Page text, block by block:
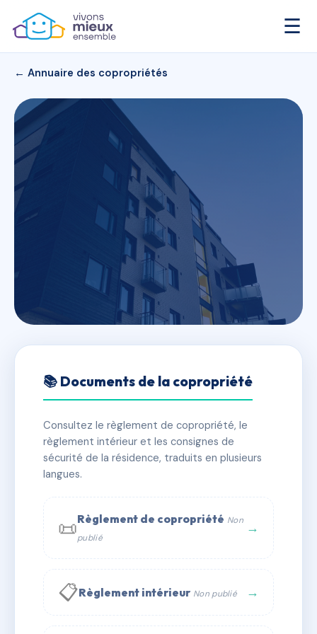
☰
← Annuaire des copropriétés
5 Jean Jacques Rousseau
✓ Immatriculée 🏠 25 lots 🏗 1 bâtiment(s)
📞 Contacter Syndic Digital
📚 Documents de la copropriété
Consultez le règlement de copropriété, le
règlement intérieur et les consignes de
sécurité de la résidence, traduits en plusieurs
langues.
📜Règlement de copropriété Non
publié
→
📋Règlement intérieur Non publié →